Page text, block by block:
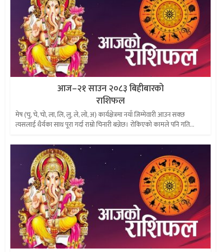
आज–२१ साउन २०८३ बिहीबारको
राशिफल
मेष (चु, चे, चो, ला, लि, लु, ले, लो, अ) कार्यक्षेत्रमा नयाँ जिम्मेवारी आउन सक्छ
त्यसलाई धैर्यका साथ पूरा गर्दा राम्रो चिनारी बन्नेछ। रोकिएको कामले पनि गति...